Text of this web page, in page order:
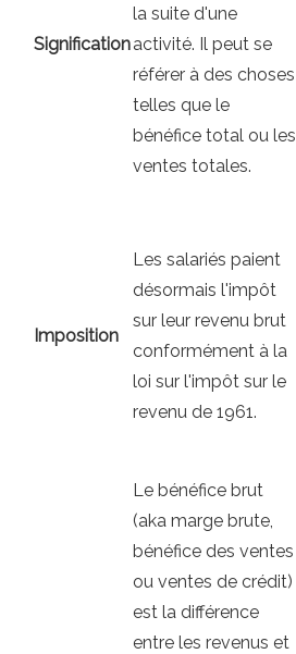
Signification
la suite d'une
activité. Il peut se
référer à des choses
telles que le
bénéfice total ou les
ventes totales.
Imposition
Les salariés paient
désormais l'impôt
sur leur revenu brut
conformément à la
loi sur l'impôt sur le
revenu de 1961.
Le bénéfice brut
(aka marge brute,
bénéfice des ventes
ou ventes de crédit)
est la différence
entre les revenus et